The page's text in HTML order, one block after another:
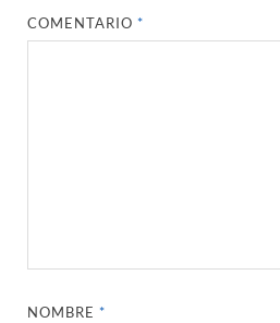
COMENTARIO*
NOMBRE*